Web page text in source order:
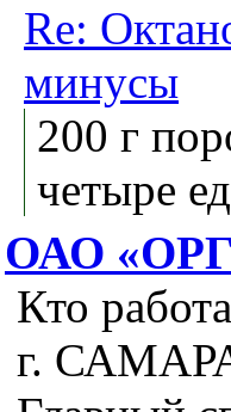
Re:
минусы
200 г
четыре
ОАО
Кто
г.